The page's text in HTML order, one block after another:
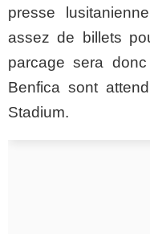
presse
assez de billets
parcage sera
Benfica sont
Stadium.